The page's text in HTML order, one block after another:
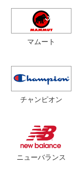
マムート
チャンピオン
ニューバランス